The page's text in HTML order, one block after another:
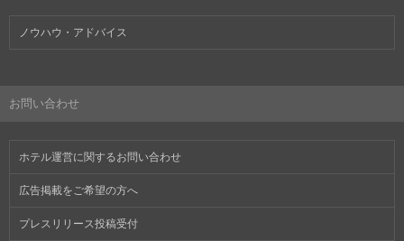
ノウハウ・アドバイス
お問い合わせ
ホテル運営に関するお問い合わせ
広告掲載をご希望の方へ
プレスリリース投稿受付